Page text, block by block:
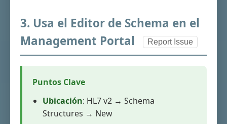
3. Usa el Editor de Schema en el
Management Portal
Report Issue
Puntos Clave
Ubicación: HL7 v2 → Schema
Structures → New